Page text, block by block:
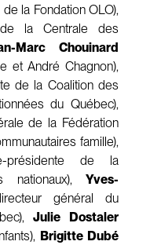
la Fondation OLO),
la Centrale des
Marc Chouinard
et André Chagnon),
de la Coalition des
du Québec),
de la Fédération
famille),
présidente de la
nationaux), Yves-
général du
Julie Dostaler
Brigitte Dubé